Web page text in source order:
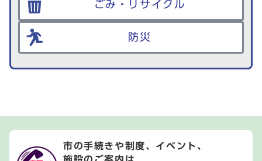
ごみ・リサイクル
防災
市の手続きや制度、イベント、